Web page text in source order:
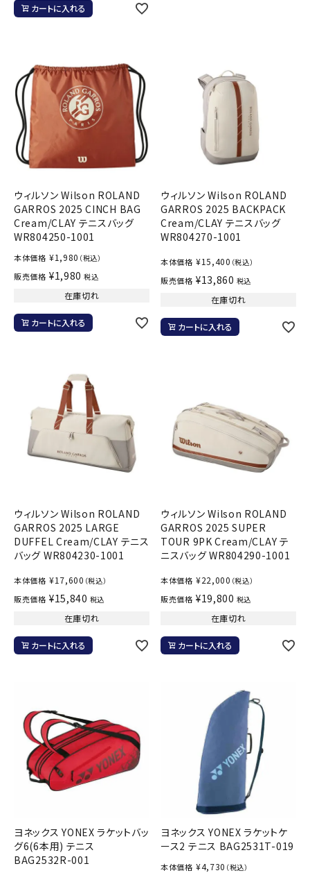
カートに入れる
ウィルソン Wilson ROLAND
GARROS 2025 CINCH BAG
Cream/CLAY テニスバッグ
WR804250-1001
本体価格 ¥1,980 （税込）
販売価格 ¥1,980 税込
在庫切れ
カートに入れる
ウィルソン Wilson ROLAND
GARROS 2025 BACKPACK
Cream/CLAY テニスバッグ
WR804270-1001
本体価格 ¥15,400 （税込）
販売価格 ¥13,860 税込
在庫切れ
カートに入れる
ウィルソン Wilson ROLAND
GARROS 2025 LARGE
DUFFEL Cream/CLAY テニス
バッグ WR804230-1001
本体価格 ¥17,600 （税込）
販売価格 ¥15,840 税込
在庫切れ
カートに入れる
ウィルソン Wilson ROLAND
GARROS 2025 SUPER
TOUR 9PK Cream/CLAY テ
ニスバッグ WR804290-1001
本体価格 ¥22,000 （税込）
販売価格 ¥19,800 税込
在庫切れ
カートに入れる
ヨネックス YONEX ラケットバッ
グ6(6本用) テニス
BAG2532R-001
ヨネックス YONEX ラケットケ
ース2 テニス BAG2531T-019
本体価格 ¥4,730 （税込）